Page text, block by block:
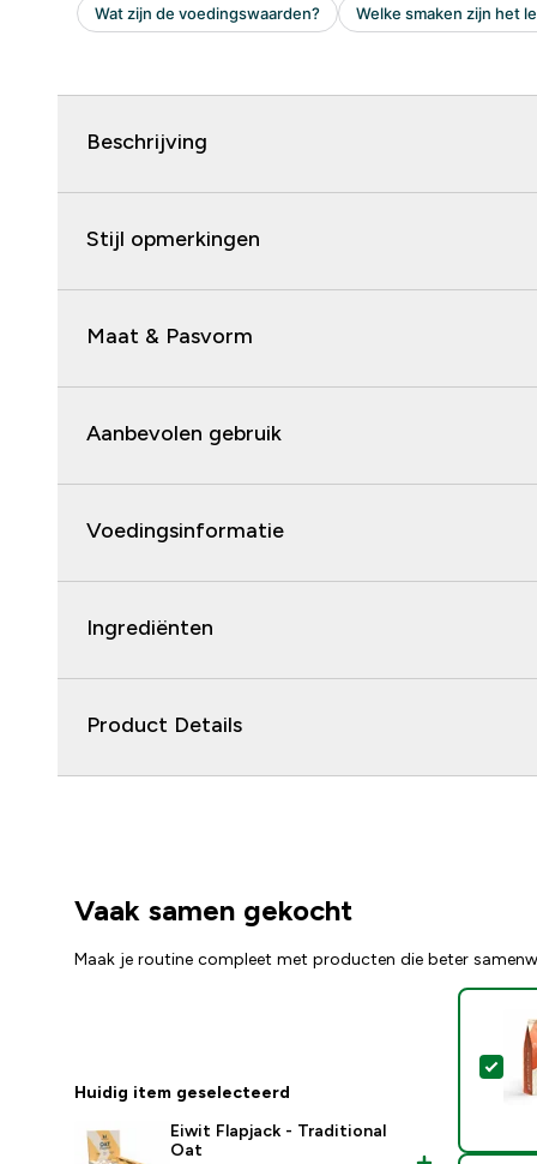
Beschrijving
Stijl opmerkingen
Maat & Pasvorm
Aanbevolen gebruik
Voedingsinformatie
Ingrediënten
Product Details
Vaak samen gekocht
Maak je routine compleet met producten die beter
Huidig item geselecteerd
Eiwit Flapjack - Traditional
Oat